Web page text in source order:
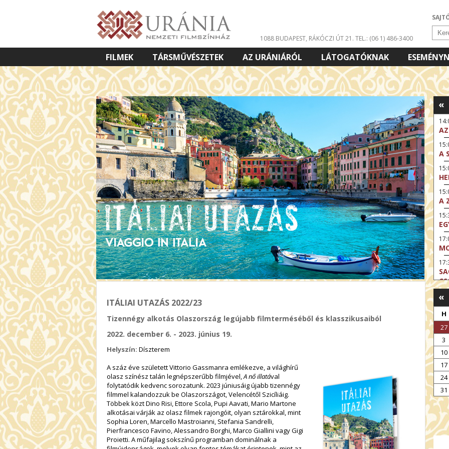
1088 BUDAPEST, RÁKÓCZI ÚT 21. TEL.: (06 1) 486-3400
FILMEK TÁRSMŰVÉSZETEK AZ URÁNIÁRÓL LÁTOGATÓKNAK
VETÍTETT KÉPES ELŐADÁSOK
ITÁLIAI UTAZÁS 2022/23
Tizennégy alkotás Olaszország legújabb filmterméséből és klasszikusaiból
2022. december 6. - 2023. június 19.
Helyszín: Díszterem
A száz éve született Vittorio Gassmanra emlékezve, a világhírű
olasz színész talán legnépszerűbb filmjével, A nő illatával
folytatódik kedvenc sorozatunk. 2023 júniusáig újabb tizennégy
filmmel kalandozzuk be Olaszországot, Velencétől Szicíliáig.
Többek közt Dino Risi, Ettore Scola, Pupi Aavati, Mario Martone
alkotásai várják az olasz filmek rajongóit, olyan sztárokkal, mint
Sophia Loren, Marcello Mastroianni, Stefania Sandrelli,
Pierfrancesco Favino, Alessandro Borghi, Marco Giallini vagy Gigi
Proietti. A műfajilag sokszínű programban dominálnak a
«
A
A
«
H
27
3
10
17
24
31